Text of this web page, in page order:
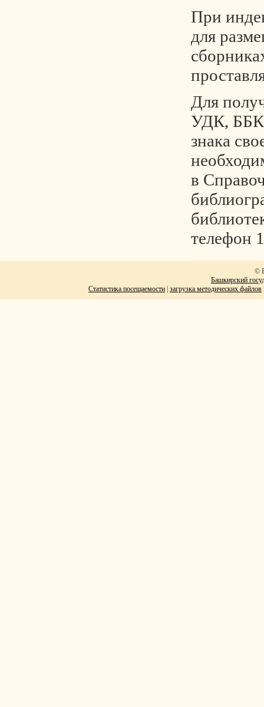
При
для
Для
УДК, ББК
знака
в
телефон
©
Башкирский
Статистика посещаемости загрузка методических файлов